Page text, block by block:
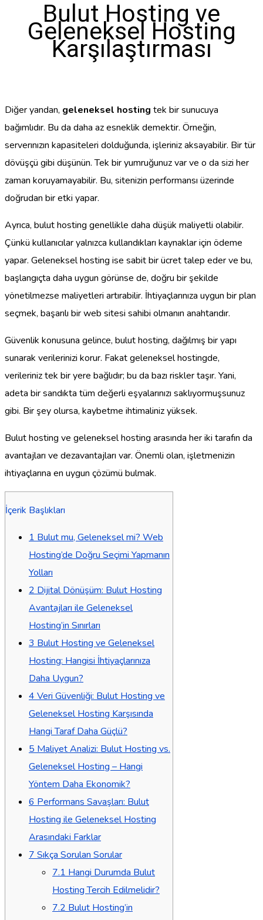
Bulut Hosting ve
Geleneksel Hosting
Karşılaştırması
Diğer yandan, geleneksel hosting tek bir sunucuya
bağımlıdır. Bu da daha az esneklik demektir. Örneğin,
serverınızın kapasiteleri dolduğunda, işleriniz aksayabilir. Bir tür
dövüşçü gibi düşünün. Tek bir yumruğunuz var ve o da sizi her
zaman koruyamayabilir. Bu, sitenizin performansı üzerinde
doğrudan bir etki yapar.
Ayrıca, bulut hosting genellikle daha düşük maliyetli olabilir.
Çünkü kullanıcılar yalnızca kullandıkları kaynaklar için ödeme
yapar. Geleneksel hosting ise sabit bir ücret talep eder ve bu,
başlangıçta daha uygun görünse de, doğru bir şekilde
yönetilmezse maliyetleri artırabilir. İhtiyaçlarınıza uygun bir plan
seçmek, başarılı bir web sitesi sahibi olmanın anahtarıdır.
Güvenlik konusuna gelince, bulut hosting, dağılmış bir yapı
sunarak verilerinizi korur. Fakat geleneksel hostingde,
verileriniz tek bir yere bağlıdır; bu da bazı riskler taşır. Yani,
adeta bir sandıkta tüm değerli eşyalarınızı saklıyormuşsunuz
gibi. Bir şey olursa, kaybetme ihtimaliniz yüksek.
Bulut hosting ve geleneksel hosting arasında her iki tarafın da
avantajları ve dezavantajları var. Önemli olan, işletmenizin
ihtiyaçlarına en uygun çözümü bulmak.
İçerik Başlıkları
1 Bulut mu, Geleneksel mi? Web
Hosting’de Doğru Seçimi Yapmanın
Yolları
2 Dijital Dönüşüm: Bulut Hosting
Avantajları ile Geleneksel
Hosting’in Sınırları
3 Bulut Hosting ve Geleneksel
Hosting: Hangisi İhtiyaçlarınıza
Daha Uygun?
4 Veri Güvenliği: Bulut Hosting ve
Geleneksel Hosting Karşısında
Hangi Taraf Daha Güçlü?
5 Maliyet Analizi: Bulut Hosting vs.
Geleneksel Hosting – Hangi
Yöntem Daha Ekonomik?
6 Performans Savaşları: Bulut
Hosting ile Geleneksel Hosting
Arasındaki Farklar
7 Sıkça Sorulan Sorular
7.1 Hangi Durumda Bulut
Hosting Tercih Edilmelidir?
7.2 Bulut Hosting’in